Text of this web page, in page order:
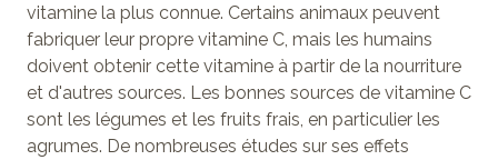
vitamine la plus connue. Certains animaux peuvent
fabriquer leur propre vitamine C, mais les humains
doivent obtenir cette vitamine à partir de la nourriture
et d'autres sources. Les bonnes sources de vitamine C
sont les légumes et les fruits frais, en particulier les
agrumes. De nombreuses études sur ses effets